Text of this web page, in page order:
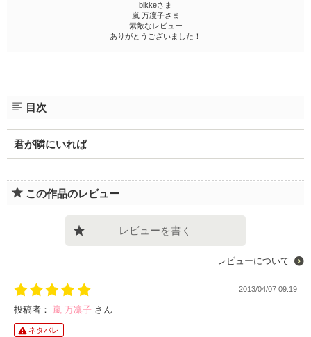
bikkeさま
嵐 万凜子さま
素敵なレビュー
ありがとうございました！
目次
君が隣にいれば
この作品のレビュー
レビューを書く
レビューについて
2013/04/07 09:19
投稿者： 嵐 万凛子 さん
ネタバレ